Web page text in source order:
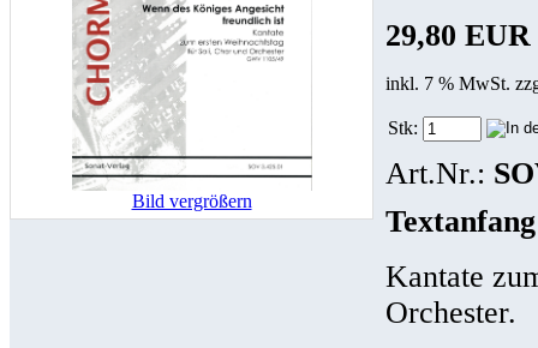
Bild vergrößern
29,80 EUR
inkl. 7 % MwSt.
Stk:
Art.Nr.:
Kantate
Orchester.